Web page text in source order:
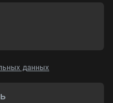
данных